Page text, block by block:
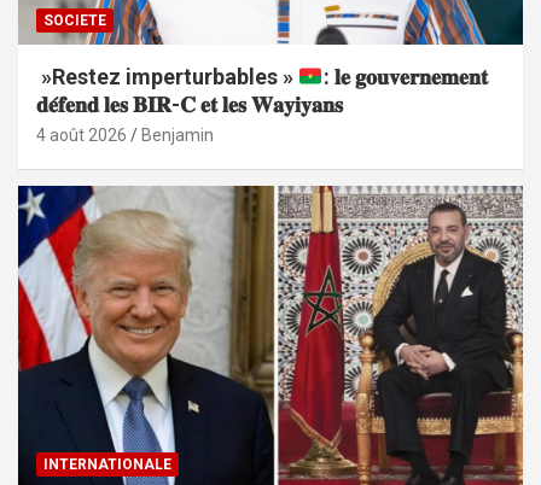
SOCIETE
»Restez imperturbables »
: 𝐥𝐞 𝐠𝐨𝐮𝐯𝐞𝐫𝐧𝐞𝐦𝐞𝐧𝐭
𝐝𝐞́𝐟𝐞𝐧𝐝 𝐥𝐞𝐬 𝐁𝐈𝐑-𝐂 𝐞𝐭 𝐥𝐞𝐬 𝐖𝐚𝐲𝐢𝐲𝐚𝐧𝐬
4 août 2026 Benjamin
INTERNATIONALE